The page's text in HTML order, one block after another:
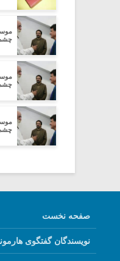
صفحه نخست
نویسندگان گفتگوی